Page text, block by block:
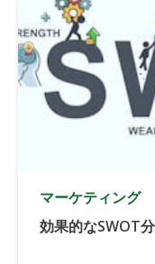
マーケティング
効果的なSWOT